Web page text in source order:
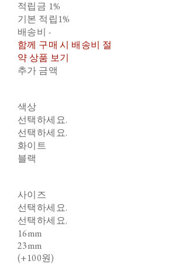
적립금 1%
기본 적립1%
배송비 -
함께 구매 시 배송비 절
약 상품 보기
추가 금액
색상
선택하세요.
선택하세요.
화이트
블랙
사이즈
선택하세요.
선택하세요.
16mm
23mm
(+100원)